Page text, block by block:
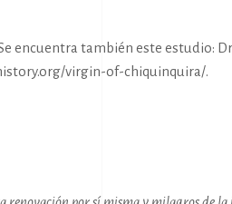
encuentra también este estudio:
virgin-of-chiquinquira/.